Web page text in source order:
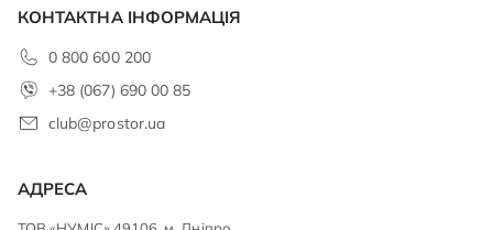
КОНТАКТНА ІНФОРМАЦІЯ
0 800 600 200
+38 (067) 690 00 85
club@prostor.ua
АДРЕСА